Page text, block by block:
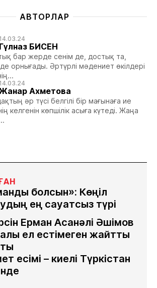
АВТОРЛАР
14.03.24
Гүлназ БИСЕН
бар жерде сенім де, достық та,
орнығады. Әртүрлі мәдениет өкілдері
14.03.24
Ахметова
әр түсі белгілі бір мағынаға ие
келгенін көпшілік асыға күтеді. Жаңа
болсын»: Көңіл
ең сауатсыз түрі
Ерман Асанәлі Әшімов
ел естімеген жайтты
есімі – киелі Түркістан